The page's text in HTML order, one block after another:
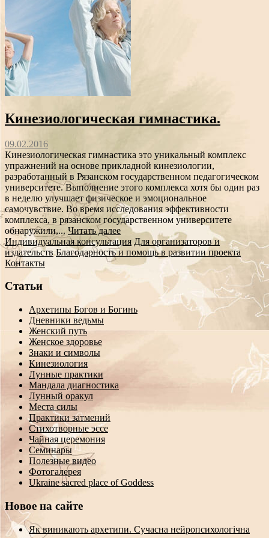
Кинезиологическая гимнастика.
09.02.2016
Кинезиологическая гимнастика это уникальный комплекс
упражнений на основе прикладной кинезиологии,
разработанный в Рязанском государственном педагогическом
университете. Выполнение этого комплекса хотя бы один раз
в неделю улучшает физическое и эмоциональное
самочувствие. Во время исследования эффективности
комплекса, в рязанском государственном университете
обнаружили,... Читать далее
Индивидуальная консультация Для организаторов и
издательств Благодарность и помощь в развитии проекта
Контакты
Статьи
Архетипы Богов и Богинь
Дневники ведьмы
Женский путь
Женское здоровье
Знаки и символы
Кинезиология
Лунные практики
Мандала диагностика
Лунный оракул
Места силы
Практики затмений
Стихотворные эссе
Чайная церемония
Семинары
Полезные видео
Фотогалерея
Ukraine sacred place of Goddess
Новое на сайте
Як виникають архетипи. Сучасна нейропсихологічна